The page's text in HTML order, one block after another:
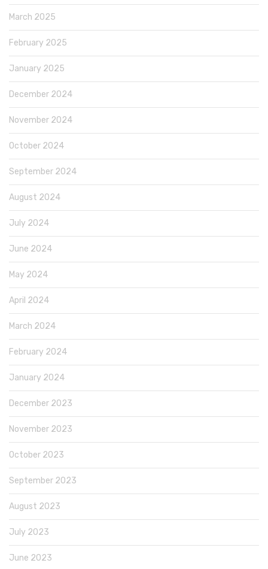
March 2025
February 2025
January 2025
December 2024
November 2024
October 2024
September 2024
August 2024
July 2024
June 2024
May 2024
April 2024
March 2024
February 2024
January 2024
December 2023
November 2023
October 2023
September 2023
August 2023
July 2023
June 2023